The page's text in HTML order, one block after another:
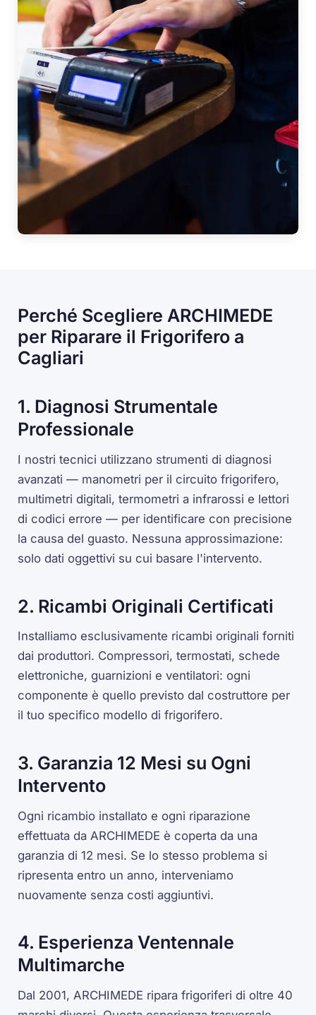
Perché Scegliere ARCHIMEDE
per Riparare il Frigorifero a
Cagliari
1. Diagnosi Strumentale
Professionale
I nostri tecnici utilizzano strumenti di diagnosi
avanzati — manometri per il circuito frigorifero,
multimetri digitali, termometri a infrarossi e lettori
di codici errore — per identificare con precisione
la causa del guasto. Nessuna approssimazione:
solo dati oggettivi su cui basare l'intervento.
2. Ricambi Originali Certificati
Installiamo esclusivamente ricambi originali forniti
dai produttori. Compressori, termostati, schede
elettroniche, guarnizioni e ventilatori: ogni
componente è quello previsto dal costruttore per
il tuo specifico modello di frigorifero.
3. Garanzia 12 Mesi su Ogni
Intervento
Ogni ricambio installato e ogni riparazione
effettuata da ARCHIMEDE è coperta da una
garanzia di 12 mesi. Se lo stesso problema si
ripresenta entro un anno, interveniamo
nuovamente senza costi aggiuntivi.
4. Esperienza Ventennale
Multimarche
Dal 2001, ARCHIMEDE ripara frigoriferi di oltre 40